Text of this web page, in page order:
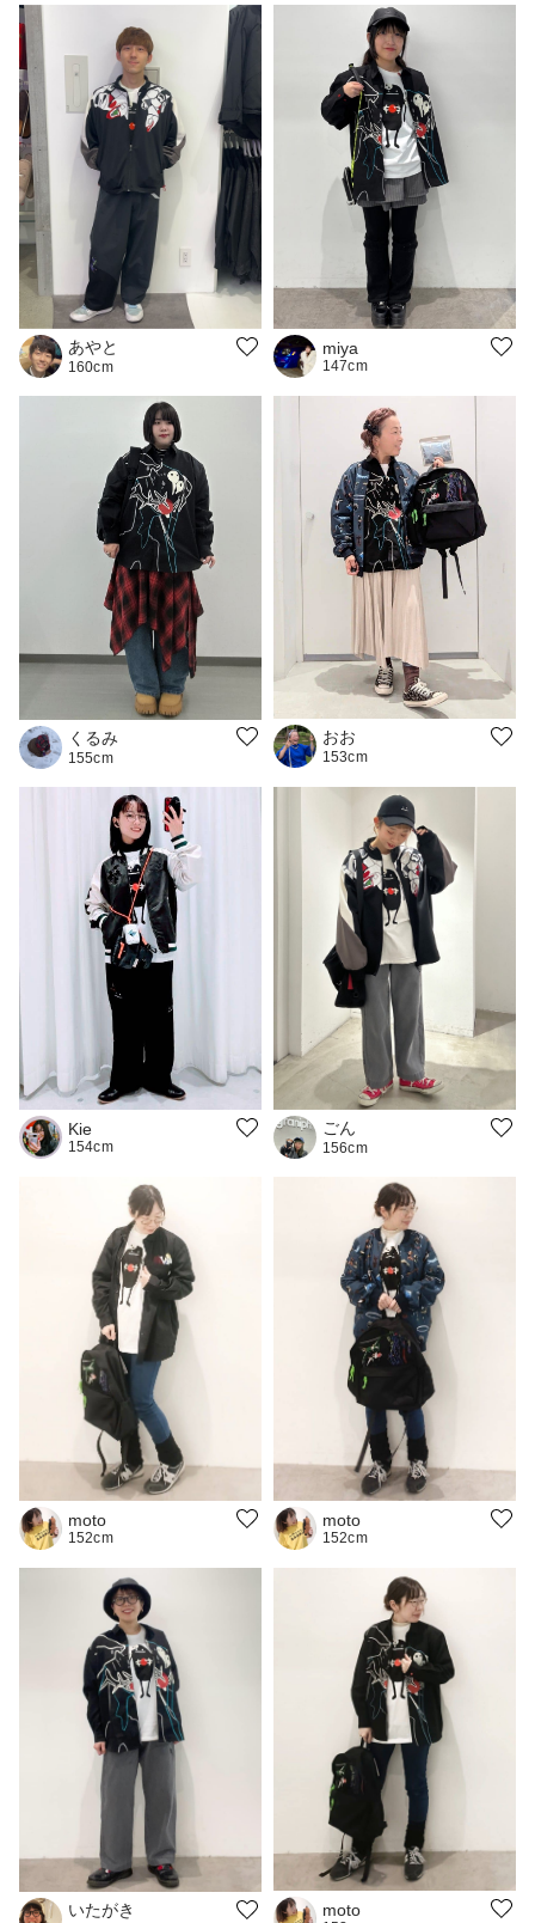
あやと
160cm
miya
147cm
くるみ
155cm
おお
153cm
Kie
154cm
ごん
156cm
moto
152cm
moto
152cm
いたがき moto